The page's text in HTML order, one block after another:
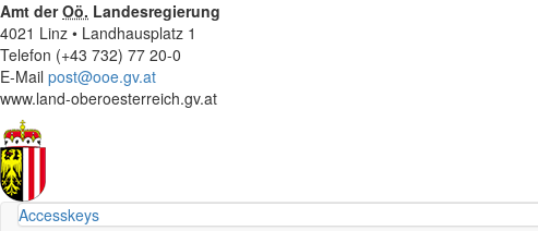
Amt derOö. Landesregierung
4021 Linz • Landhausplatz 1
Telefon (+43 732) 77 20-0
E-Mail post@ooe.gv.at
www.land-oberoesterreich.gv.at
Accesskeys